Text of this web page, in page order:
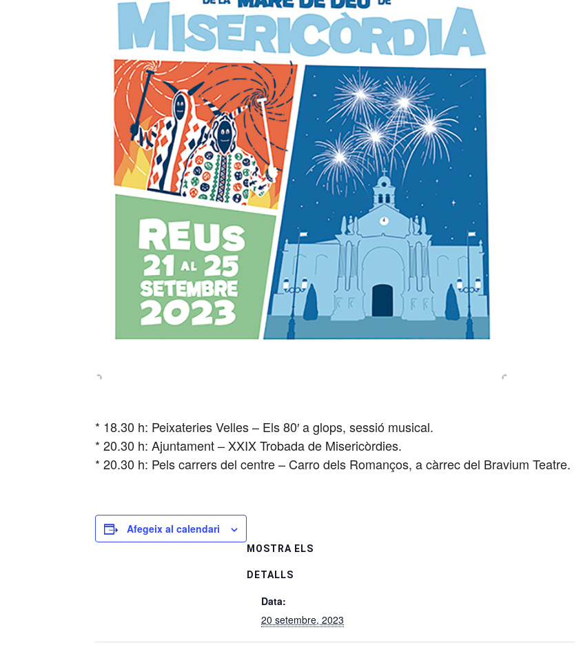
* 18.30 h: Peixateries Velles – Els 80′ a glops, sessió musical.
* 20.30 h: Ajuntament – XXIX Trobada de Misericòrdies.
* 20.30 h: Pels carrers del centre – Carro dels Romanços, a càrrec del Bravium Teatre.
Afegeix al calendari
MOSTRA ELS
DETALLS
Data:
20 setembre, 2023